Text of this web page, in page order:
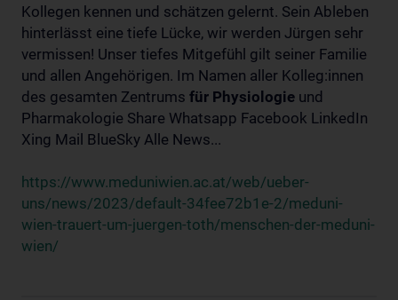
Kollegen kennen und schätzen gelernt. Sein Ableben
hinterlässt eine tiefe Lücke, wir werden Jürgen sehr
vermissen! Unser tiefes Mitgefühl gilt seiner Familie
und allen Angehörigen. Im Namen aller Kolleg:innen
des gesamten Zentrums für Physiologie und
Pharmakologie Share Whatsapp Facebook LinkedIn
Xing Mail BlueSky Alle News...
https://www.meduniwien.ac.at/web/ueber-
uns/news/2023/default-34fee72b1e-2/meduni-
wien-trauert-um-juergen-toth/menschen-der-meduni-
wien/